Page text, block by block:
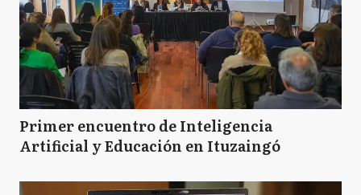
Primer encuentro de Inteligencia
Artificial y Educación en Ituzaingó